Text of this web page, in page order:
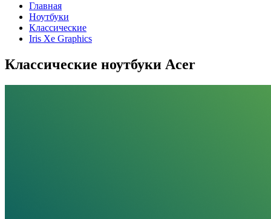
Главная
Ноутбуки
Классические
Iris Xe Graphics
Классические ноутбуки Acer